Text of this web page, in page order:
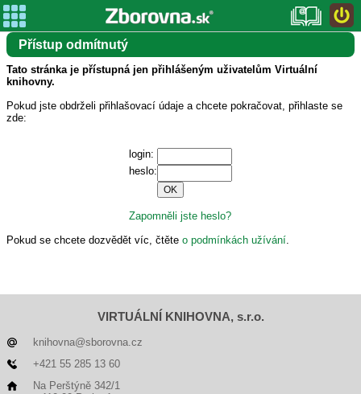
Přístup odmítnutý
Tato stránka je přístupná jen přihlášeným uživatelům Virtuální
knihovny.
Pokud jste obdrželi přihlašovací údaje a chcete pokračovat, přihlaste se
zde:
login:
heslo:
Zapomněli jste heslo?
Pokud se chcete dozvědět víc, čtěte o podmínkách užívání.
VIRTUÁLNÍ KNIHOVNA, s.r.o.
knihovna@sborovna.cz
+421 55 285 13 60
Na Perštýně 342/1